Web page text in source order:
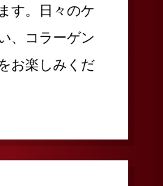
す。日々のケ
、コラーゲン
お楽しみくだ